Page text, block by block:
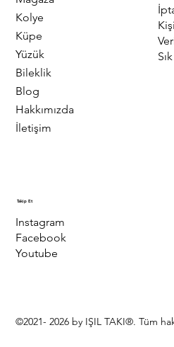
Kolye
Küpe
Yüzük
Bileklik
Blog
Hakkımızda
İletişim
Takip Et
Instagram
Facebook
Youtube
©2021- 2026 by IŞIL TAKI®. Tüm